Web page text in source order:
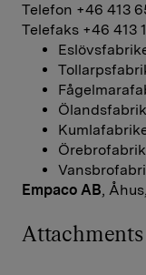
Telefon +46 413
Telefaks +46 413
Empaco AB,
Attachments